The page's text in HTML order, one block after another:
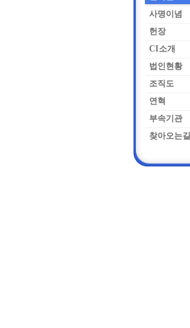
사명이념
헌장
CI소개
법인현황
조직도
연혁
부속기관
찾아오는길